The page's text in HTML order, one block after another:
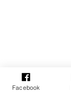
Facebook